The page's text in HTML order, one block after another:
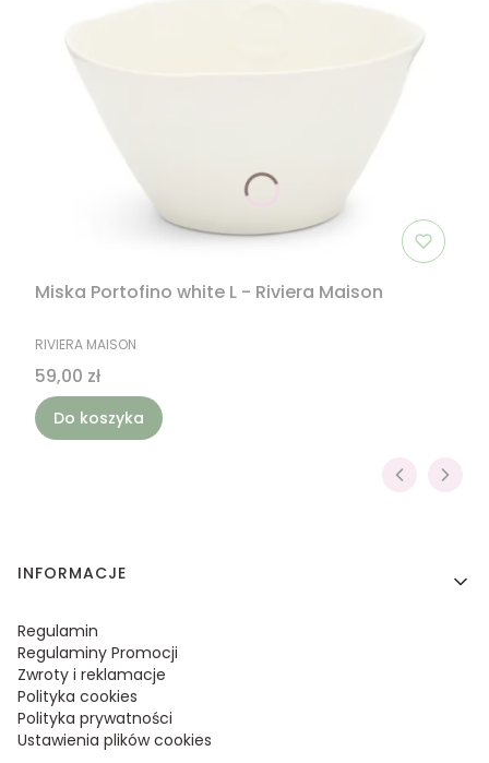
Miska Portofino white L - Riviera Maison
PRODUCENT
RIVIERA MAISON
Cena
59,00 zł
Do koszyka
Linki w stopce
INFORMACJE
Regulamin
Regulaminy Promocji
Zwroty i reklamacje
Polityka cookies
Polityka prywatności
Ustawienia plików cookies